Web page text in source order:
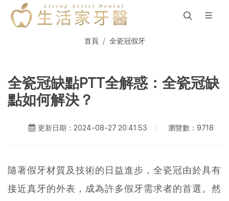
首頁 全瓷冠假牙
全瓷冠缺點PTT全解惑：全瓷冠缺
點如何解決？
更新日期：2024-08-27 20:41:53 瀏覽數：9718
隨著假牙材質及技術的日益進步，全瓷冠由於具有
接近真牙的外表，成為許多假牙需求者的首選。然